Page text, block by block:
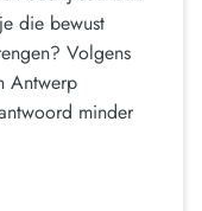
die bewust
Volgens
Antwerp
minder